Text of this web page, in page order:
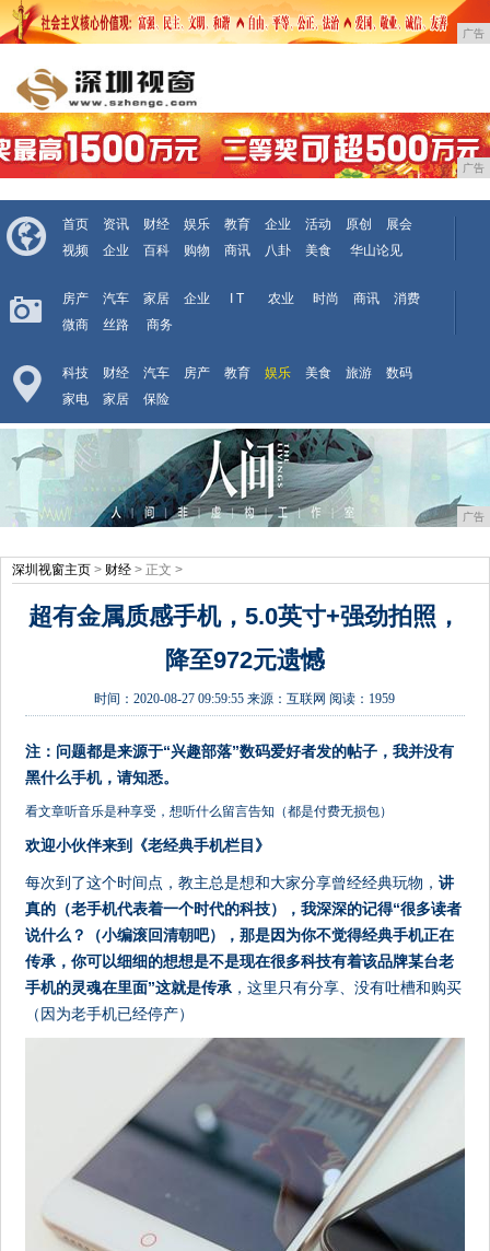
广告
广告
首页 资讯 财经 娱乐 教育 企业 活动 原创
展会
视频
企业 百科 购物 商讯 八卦 美食 华山论见
房产 汽车 家居 企业 I T 农业 时尚 商讯
消费
微商
丝路 商务
科技 财经 汽车 房产 教育 娱乐 美食 旅游
数码
家电
家居 保险
广告
深圳视窗主页 > 财经 > 正文 >
超有金属质感手机，5.0英寸+强劲拍照，
降至972元遗憾
时间：2020-08-27 09:59:55 来源：互联网 阅读：1959
注：问题都是来源于“兴趣部落”数码爱好者发的帖子，我并没有
黑什么手机，请知悉。
看文章听音乐是种享受，想听什么留言告知（都是付费无损包）
欢迎小伙伴来到《老经典手机栏目 》
每次到了这个时间点，教主总是想和大家分享曾经经典玩物，讲
真的（老手机代表着一个时代的科技），我深深的记得“很多读者
说什么？（小编滚回清朝吧），那是因为你不觉得经典手机正在
传承，你可以细细的想想是不是现在很多科技有着该品牌某台老
手机的灵魂在里面”这就是传承 ，这里只有分享、没有吐槽和购买
（因为老手机已经停产）